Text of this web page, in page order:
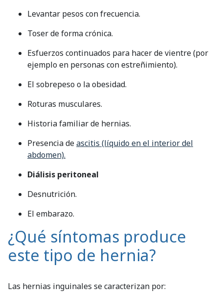
Levantar pesos con frecuencia.
Toser de forma crónica.
Esfuerzos continuados para hacer de vientre (por
ejemplo en personas con estreñimiento).
El sobrepeso o la obesidad.
Roturas musculares.
Historia familiar de hernias.
Presencia deascitis (líquido en el interior del
abdomen).
Diálisis peritoneal
Desnutrición.
El embarazo.
¿Qué síntomas produce
este tipo de hernia?
Las hernias inguinales se caracterizan por: